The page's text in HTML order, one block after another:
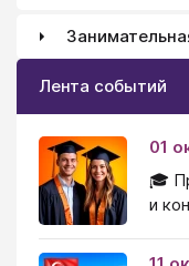
Лента событий
01
🎓
и